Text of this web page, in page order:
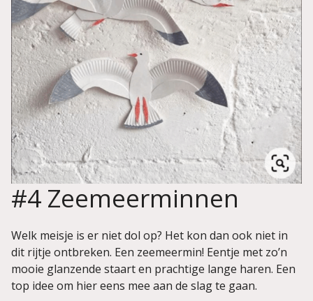
#4 Zeemeerminnen
Welk meisje is er niet dol op? Het kon dan ook niet in
dit rijtje ontbreken. Een zeemeermin! Eentje met zo’n
mooie glanzende staart en prachtige lange haren. Een
top idee om hier eens mee aan de slag te gaan.